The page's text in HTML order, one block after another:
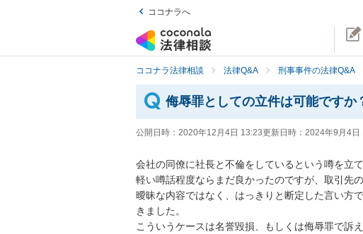
ココナラへ
ココナラ法律相談 法律Q&A 刑事事件の法律Q&A
侮辱罪としての立件は可能ですか
公開日時： 2020年12月4日 13:23更新日時： 2024年9月4日
会社の同僚に社長と不倫をしているという噂を立
軽い噂話程度ならまだ良かったのですが、取引先
曖昧な内容ではなく、はっきりと断定した言い方
きました。
こういうケースは名誉毀損、もしくは侮辱罪で訴